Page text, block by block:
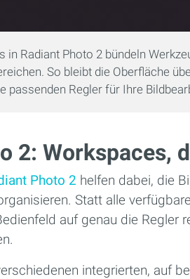
in Radiant Photo 2 bündeln
So bleibt die Oberfläche
passenden Regler für Ihre
2: Workspaces,
Photo 2 helfen dabei, die
Statt alle
auf genau die Regler
integrierten, auf